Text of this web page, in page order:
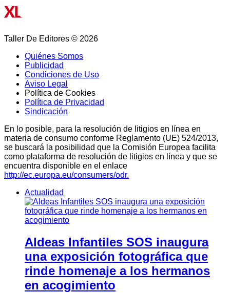
Taller De Editores © 2026
Quiénes Somos
Publicidad
Condiciones de Uso
Aviso Legal
Política de Cookies
Política de Privacidad
Sindicación
En lo posible, para la resolución de litigios en línea en
materia de consumo conforme Reglamento (UE) 524/2013,
se buscará la posibilidad que la Comisión Europea facilita
como plataforma de resolución de litigios en línea y que se
encuentra disponible en el enlace
http://ec.europa.eu/consumers/odr.
Actualidad
Aldeas Infantiles SOS inaugura
una exposición fotográfica que
rinde homenaje a los hermanos
en acogimiento